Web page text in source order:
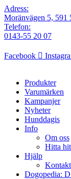
Adress:
Moränvägen 5, 591
Telefon:
0143-55 20 07
Facebook
Produkter
Varumärken
Kampanjer
Nyheter
Hunddagis
Info
Om oss
Hitta hit
Hjälp
Dogopedia: